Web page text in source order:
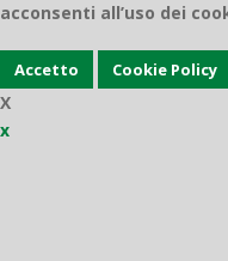
acconsenti all’uso dei
Accetto Cookie Policy
X
x